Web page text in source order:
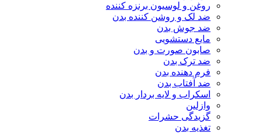
روغن و لوسیون برنزه کننده
ضد لک و روشن کننده بدن
ضد جوش بدن
مایع دستشویی
صابون صورت و بدن
ضد ترک بدن
فرم دهنده بدن
ضد آفتاب بدن
اسکراب و لایه بردار بدن
وازلین
گزیدگی حشرات
تغذیه بدن